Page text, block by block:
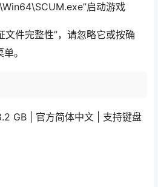
启动游戏
文件完整性”，请忽略它或按确
。
GB | 官方简体中文 | 支持键盘